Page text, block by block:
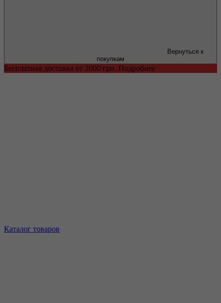
Вернуться к
покупкам
Бесплатная доставка от 2000 грн. Подробнее
Каталог товаров